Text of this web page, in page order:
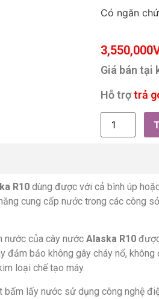
Có ngăn
3,550,000
Giá bán tại
Hỗ trợtrả
R10 dùng được với cả bình úp
cung cấp nước trong các công
nước của cây nước Alaska R10
đảm bảo không gây cháy nổ, không
loại chế tạo máy.
bấm lấy nước sử dụng công nghệ